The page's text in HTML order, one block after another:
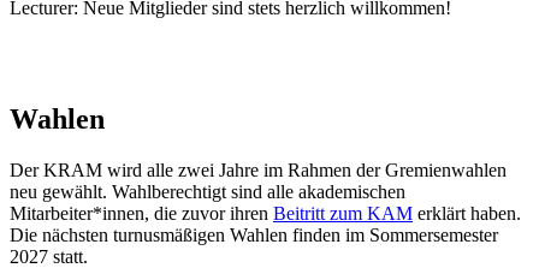
Lecturer: Neue Mitglieder sind stets herzlich willkommen!
Wahlen
Der KRAM wird alle zwei Jahre im Rahmen der Gremienwahlen
neu gewählt. Wahlberechtigt sind alle akademischen
Mitarbeiter*innen, die zuvor ihren Beitritt zum KAM erklärt haben.
Die nächsten turnusmäßigen Wahlen finden im Sommersemester
2027 statt.